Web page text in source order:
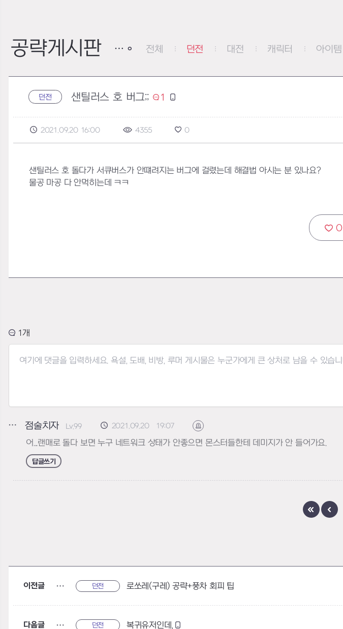
공략게시판 전체 던전 대전 캐릭터 아이템
던전 샌틸러스 호 버그;; 1
2021.09.20 16:00 4355 0
샌틸러스 호 돌다가 서큐버스가 안떄려지는 버그에 걸렸는데 해결법 아시는 분 있나요?
물공 마공 다 안먹히는데 ㅋㅋ
0
1
점술치자 Lv.99 2021.09.20 19:07 신고하기
어...랜매로 돌다 보면 누구 네트워크 상태가 안좋으면 몬스터들한테 데미지가 안 들어가요.
답글쓰기
이전글 던전 로쏘레(구레) 공략+풍차 회피 팁
다음글 던전 복귀유저인데,